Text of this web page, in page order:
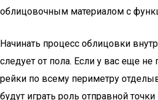
облицовочным материалом с
Начинать процесс облицовки
следует от пола. Если у вас еще не
рейки по всему периметру
будут играть роль отправной